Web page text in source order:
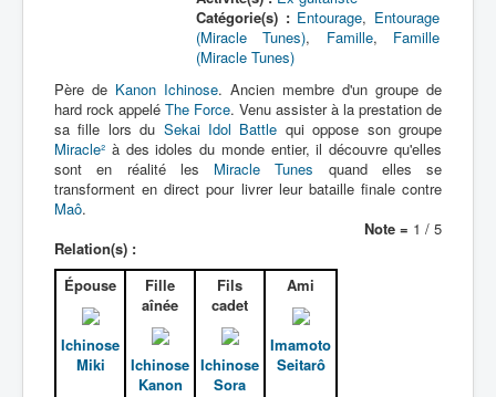
Catégorie(s) : Entourage, Entourage
(Miracle Tunes), Famille, Famille
(Miracle Tunes)
Père de Kanon Ichinose. Ancien membre d'un groupe de
hard rock appelé The Force. Venu assister à la prestation de
sa fille lors du Sekai Idol Battle qui oppose son groupe
Miracle² à des idoles du monde entier, il découvre qu'elles
sont en réalité les Miracle Tunes quand elles se
transforment en direct pour livrer leur bataille finale contre
Maô.
Note = 1 / 5
Relation(s) :
Épouse
Ichinose
Miki
Fille
aînée
Ichinose
Kanon
Fils
cadet
Ichinose
Sora
Ami
Imamoto
Seitarô